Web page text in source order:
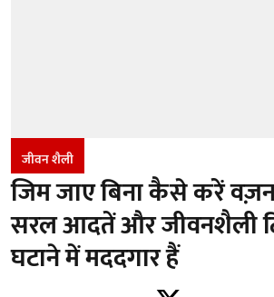
जीवन शैली
जिम जाए बिना कैसे करें
सरल आदतें और जीवनशैली
घटाने में मददगार हैं